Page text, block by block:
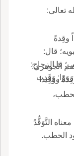
قا الله تعالى:
وقِدةً
قال:
قا الزجاج:
المصدر مضموم ويجوز فيه الفتح وقد رَوَوْا: وَقَدت
الجوهري:
ووَقِيدا
التَّوَقُّدُ